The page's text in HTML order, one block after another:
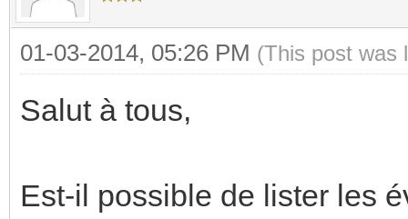
01-03-2014, 05:26 PM (This post was
Salut à tous,
Est-il possible de lister les